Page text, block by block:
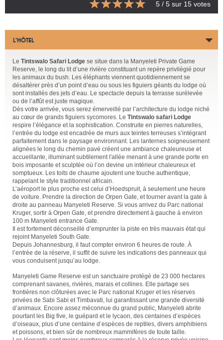
5 / 5 sur 15 votes
L’HÔTEL
Le Tintswalo Safari Lodge se situe dans la Manyeleti Private Game
Reserve, le long du lit d’une rivière constituant un repère privilégié pour
les animaux du bush. Les éléphants viennent quotidiennement se
désaltérer près d’un point d’eau ou sous les figuiers géants du lodge où
sont installés des jets d’eau. Le spectacle depuis la terrasse surélevée
ou de l’affût est juste magique.
Dès votre arrivée, vous serez émerveillé par l’architecture du lodge niché
au cœur de grands figuiers sycomores. Le Tintswalo safari Lodge
respire l’élégance et la sophistication. Construite en pierres naturelles,
l’entrée du lodge est encadrée de murs aux teintes terreuses s’intégrant
parfaitement dans le paysage environnant. Les lanternes soigneusement
alignées le long du chemin pavé créent une ambiance chaleureuse et
accueillante, illuminant subtilement l'allée menant à une grande porte en
bois imposante et sculptée où l’on devine un intérieur chaleureux et
somptueux. Les toits de chaume ajoutent une touche authentique,
rappelant le style traditionnel africain.
L’aéroport le plus proche est celui d’Hoedspruit, à seulement une heure
de voiture. Prendre la direction de Orpen Gate, et tourner avant la gate à
droite au panneau Manyeleti Reserve. Si vous arrivez du Parc national
Kruger, sortir à Orpen Gate, et prendre directement à gauche à environ
100 m Manyeleti entrance Gate.
Il est fortement déconseillé d’emprunter la piste en très mauvais état qui
rejoint Manyeleti South Gate.
Depuis Johannesburg, il faut compter environ 6 heures de route. À
l’entrée de la réserve, il suffit de suivre les indications des panneaux qui
vous conduisent jusqu’au lodge.
Manyeleti Game Reserve est un sanctuaire protégé de 23 000 hectares
comprenant savanes, rivières, marais et collines. Elle partage ses
frontières non clôturées avec le Parc national Kruger et les réserves
privées de Sabi Sabi et Timbavati, lui garantissant une grande diversité
d’animaux. Encore assez méconnue du grand public, Manyeleti abrite
pourtant les Big five, le guépard et le lycaon, des centaines d’espèces
d’oiseaux, plus d’une centaine d’espèces de reptiles, divers amphibiens
et poissons, et bien sûr de nombreux mammifères de toute taille.